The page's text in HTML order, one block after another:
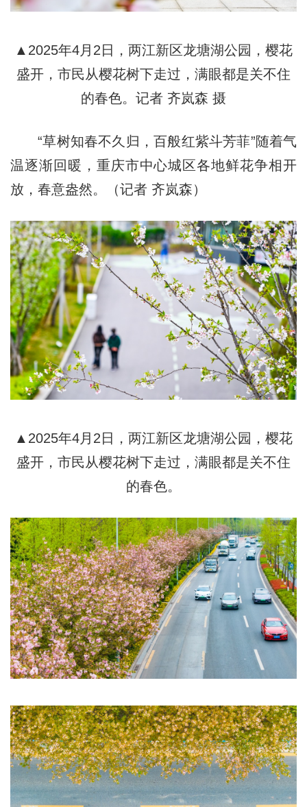
▲2025年4月2日，两江新区龙塘湖公园，樱花
盛开，市民从樱花树下走过，满眼都是关不住
的春色。记者 齐岚森 摄
“草树知春不久归，百般红紫斗芳菲”随着气
温逐渐回暖，重庆市中心城区各地鲜花争相开
放，春意盎然。（记者 齐岚森）
▲2025年4月2日，两江新区龙塘湖公园，樱花
盛开，市民从樱花树下走过，满眼都是关不住
的春色。